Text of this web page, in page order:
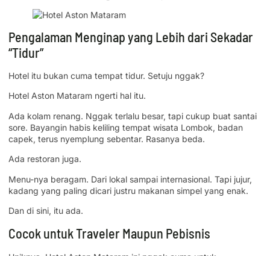
Pengalaman Menginap yang Lebih dari Sekadar
“Tidur”
Hotel itu bukan cuma tempat tidur. Setuju nggak?
Hotel Aston Mataram ngerti hal itu.
Ada kolam renang. Nggak terlalu besar, tapi cukup buat santai
sore. Bayangin habis keliling tempat wisata Lombok, badan
capek, terus nyemplung sebentar. Rasanya beda.
Ada restoran juga.
Menu-nya beragam. Dari lokal sampai internasional. Tapi jujur,
kadang yang paling dicari justru makanan simpel yang enak.
Dan di sini, itu ada.
Cocok untuk Traveler Maupun Pebisnis